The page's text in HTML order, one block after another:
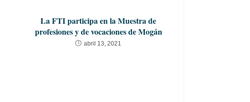
La FTI participa en la Muestra de
profesiones y de vocaciones de Mogán
abril 13, 2021